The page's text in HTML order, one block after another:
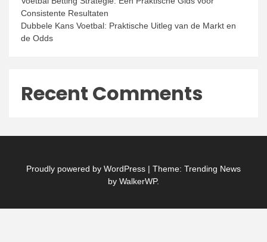
Consistente Resultaten
Dubbele Kans Voetbal: Praktische Uitleg van de Markt en
de Odds
Recent Comments
Proudly powered by WordPress | Theme: Trending News
by WalkerWP.